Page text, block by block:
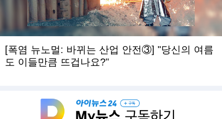
[폭염 뉴노멀: 바뀌는 산업 안전③] "당신의 여름
도 이들만큼 뜨겁나요?"